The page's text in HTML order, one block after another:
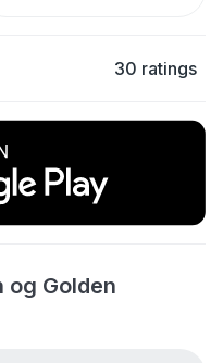
30 ratings
og Golden